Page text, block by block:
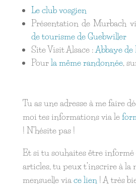
Le club vosgien
Présentation de Murbach
de tourisme de Guebwiller
Site Visit Alsace : Abbaye
Pourla même randonnée,
Tu as une adresse à me faire
moi tes informations via le
! N’hésite pas !
Et si tu souhaites être informé
articles, tu peux t’inscrire à la
mensuelle via ce lien ! A très